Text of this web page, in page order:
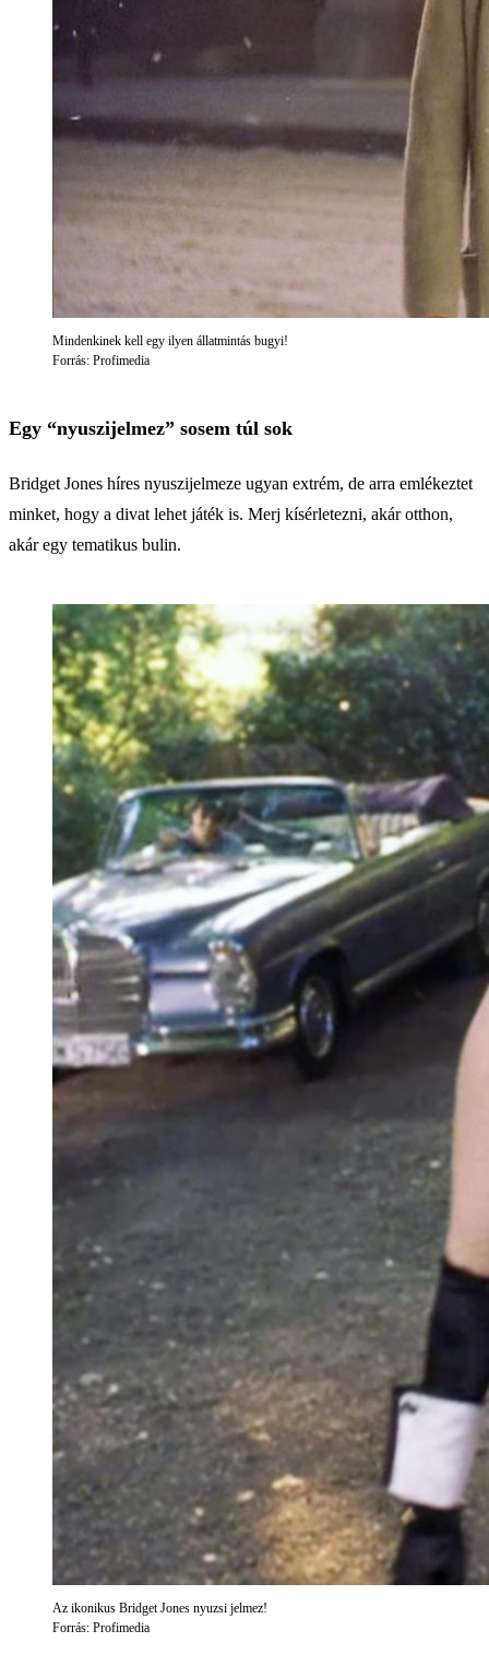
Mindenkinek kell egy ilyen állatmintás bugyi!
Forrás: Profimedia
Egy “nyuszijelmez” sosem túl sok
Bridget Jones híres nyuszijelmeze ugyan extrém, de arra emlékeztet
minket, hogy a divat lehet játék is. Merj kísérletezni, akár otthon,
akár egy tematikus bulin.
Az ikonikus Bridget Jones nyuzsi jelmez!
Forrás: Profimedia